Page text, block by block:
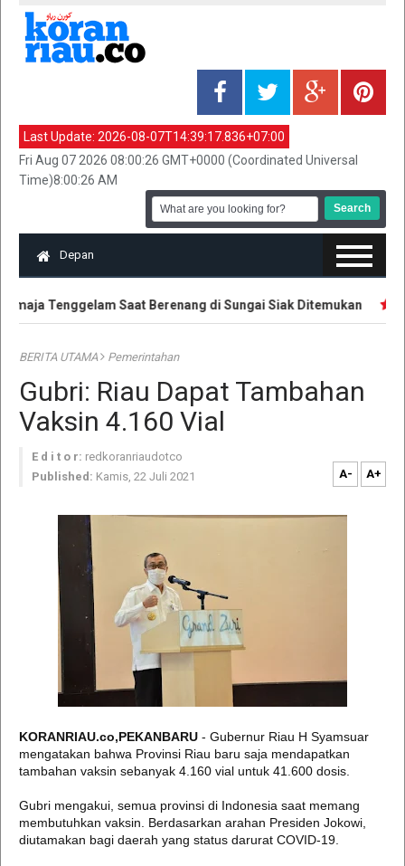
Last Update: 2026-08-07T14:39:17.836+07:00
Fri Aug 07 2026 08:00:26 GMT+0000 (Coordinated Universal
Time)8:00:26 AM
Depan
Tenggelam Saat Berenang di Sungai Siak Ditemukan
BERITA UTAMA Pemerintahan
Gubri: Riau Dapat Tambahan
Vaksin 4.160 Vial
E d i t o r: redkoranriaudotco
Published: Kamis, 22 Juli 2021 A- A+
KORANRIAU.co,PEKANBARU - Gubernur Riau H Syamsuar
mengatakan bahwa Provinsi Riau baru saja mendapatkan
tambahan vaksin sebanyak 4.160 vial untuk 41.600 dosis.
Gubri mengakui, semua provinsi di Indonesia saat memang
membutuhkan vaksin. Berdasarkan arahan Presiden Jokowi,
diutamakan bagi daerah yang status darurat COVID-19.